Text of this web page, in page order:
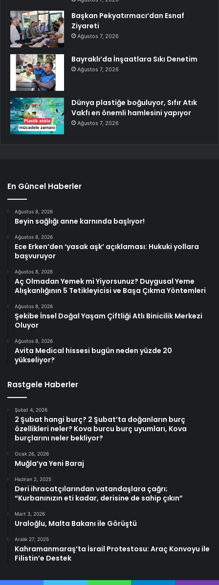
Başkan Pekyatırmacı’dan Esnaf
Ziyareti
Ağustos 7, 2026
Bayraklı’da İnşaatlara Sıkı Denetim
Ağustos 7, 2026
Dünya plastiğe boğuluyor, Sıfır Atık
Vakfı en önemli hamlesini yapıyor
Ağustos 7, 2026
En Güncel Haberler
Ağustos 8, 2026
Beyin sağlığı anne karnında başlıyor!
Ağustos 8, 2026
Ece Erken’den ‘yasak aşk’ açıklaması: Hukuki yollara
başvuruyor
Ağustos 8, 2026
Aç Olmadan Yemek mi Yiyorsunuz? Duygusal Yeme
Alışkanlığının 5 Tetikleyicisi ve Başa Çıkma Yöntemleri
Ağustos 8, 2026
Şekibe İnsel Doğal Yaşam Çiftliği Atlı Binicilik Merkezi
Oluyor
Ağustos 8, 2026
Avita Medical hissesi bugün neden yüzde 20
yükseliyor?
Rastgele Haberler
Şubat 4, 2026
2 Şubat hangi burç? 2 Şubat’ta doğanların burç
özellikleri neler? Kova burcu burç uyumları, Kova
burçlarını neler bekliyor?
Ocak 26, 2026
Muğla’ya Yeni Baraj
Haziran 2, 2025
Deri ihracatçılarından vatandaşlara çağrı;
“Kurbanınızın eti kadar, derisine de sahip çıkın”
Mart 3, 2026
Uraloğlu, Malta Bakanı ile Görüştü
Aralık 27, 2025
Kahramanmaraş’ta İsrail Protestosu: Araç Konvoyu ile
Filistin’e Destek